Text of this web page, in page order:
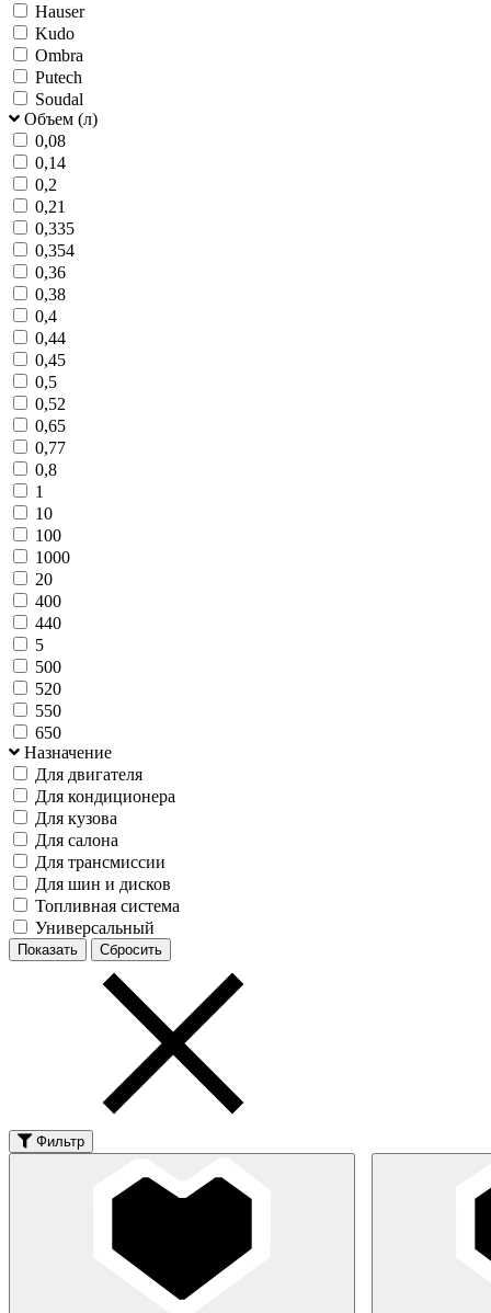
Hauser
Kudo
Ombra
Putech
Soudal
Объем (л)
0,08
0,14
0,2
0,21
0,335
0,354
0,36
0,38
0,4
0,44
0,45
0,5
0,52
0,65
0,77
0,8
1
10
100
1000
20
400
440
5
500
520
550
650
Назначение
Для двигателя
Для кондиционера
Для кузова
Для салона
Для трансмиссии
Для шин и дисков
Топливная система
Универсальный
Фильтр